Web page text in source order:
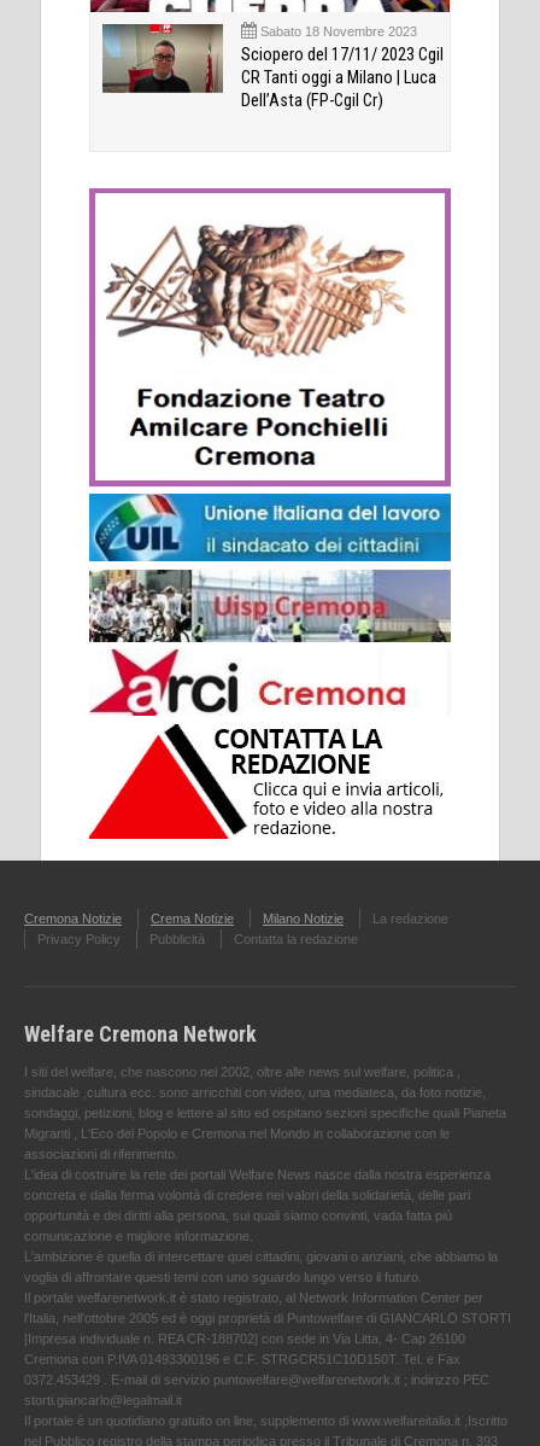
Sabato 18 Novembre 2023
Sciopero del 17/11/ 2023 Cgil
CR Tanti oggi a Milano | Luca
Dell’Asta (FP-Cgil Cr)
Cremona Notizie Crema Notizie Milano Notizie
La redazione
Privacy Policy
Pubblicità Contatta la redazione
Welfare Cremona Network
I siti del welfare, che nascono nel 2002, oltre alle news sul welfare, politica ,
sindacale ,cultura ecc. sono arricchiti con video, una mediateca, da foto notizie,
sondaggi, petizioni, blog e lettere al sito ed ospitano sezioni specifiche quali Pianeta
Migranti , L'Eco del Popolo e Cremona nel Mondo in collaborazione con le
associazioni di riferimento.
L'idea di costruire la rete dei portali Welfare News nasce dalla nostra esperienza
concreta e dalla ferma volontà di credere nei valori della solidarietà, delle pari
opportunità e dei diritti alla persona, sui quali siamo convinti, vada fatta più
comunicazione e migliore informazione.
L'ambizione è quella di intercettare quei cittadini, giovani o anziani, che abbiamo la
voglia di affrontare questi temi con uno sguardo lungo verso il futuro.
Il portale welfarenetwork.it è stato registrato, al Network Information Center per
l'Italia, nell’ottobre 2005 ed è oggi proprietà di Puntowelfare di GIANCARLO STORTI
[Impresa individuale n. REA CR-188702] con sede in Via Litta, 4- Cap 26100
Cremona con P.IVA 01493300196 e C.F. STRGCR51C10D150T. Tel. e Fax
0372.453429 . E-mail di servizio puntowelfare@welfarenetwork.it ; indirizzo PEC
storti.giancarlo@legalmail.it
Il portale è un quotidiano gratuito on line, supplemento di www.welfareitalia.it ,Iscritto
nel Pubblico registro della stampa periodica presso il Tribunale di Cremona n. 393